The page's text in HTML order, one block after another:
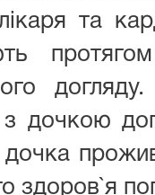
та
дочкою
здоров`я